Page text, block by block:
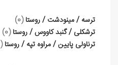
ترسه / مینودشت / روستا (0)
ترشکلی / گنبد کاووس / روستا (0)
ترناولی پایین / مراوه تپه / روستا (0)